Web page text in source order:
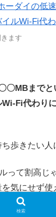
ーダイの低
ルWi-Fi代
ます
〇MBまでと
Fi代わり
歩きたい人
って割高じ
気にせず
検索